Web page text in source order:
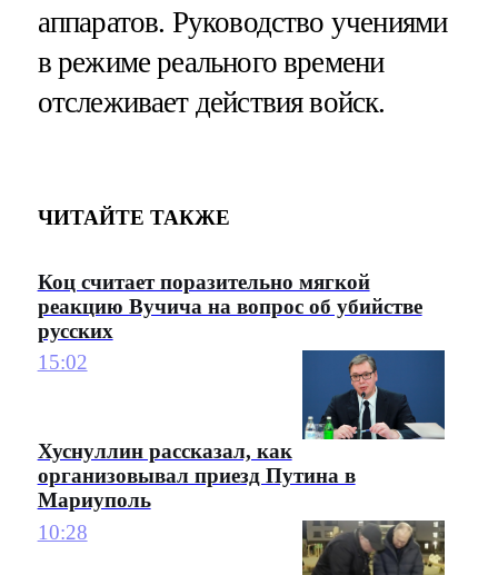
аппаратов. Руководство учениями
в режиме реального времени
отслеживает действия войск.
ЧИТАЙТЕ ТАКЖЕ
Коц считает поразительно мягкой
реакцию Вучича на вопрос об убийстве
русских
15:02
Хуснуллин рассказал, как
организовывал приезд Путина в
Мариуполь
10:28